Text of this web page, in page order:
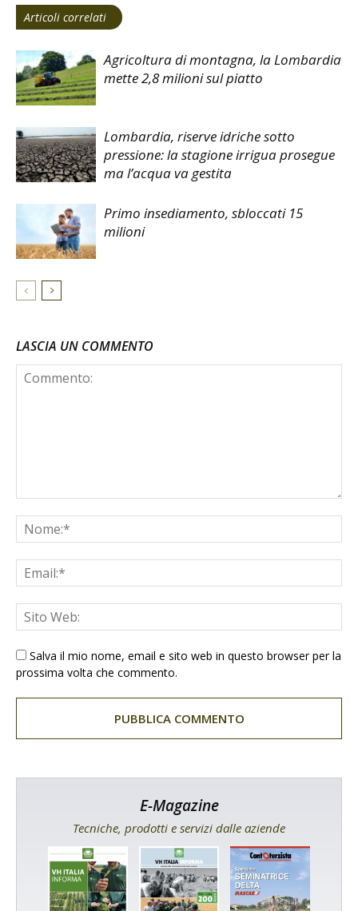
Articoli correlati
Agricoltura di montagna, la Lombardia
mette 2,8 milioni sul piatto
Lombardia, riserve idriche sotto
pressione: la stagione irrigua prosegue
ma l’acqua va gestita
Primo insediamento, sbloccati 15
milioni
LASCIA UN COMMENTO
Salva il mio nome, email e sito web in questo browser per la
prossima volta che commento.
E-Magazine
Tecniche, prodotti e servizi dalle aziende